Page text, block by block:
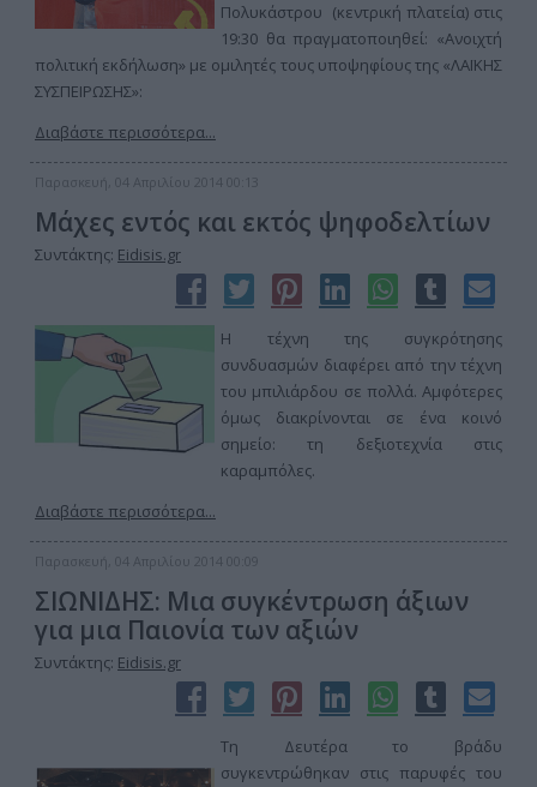
Πολυκάστρου (κεντρική πλατεία) στις
19:30 θα πραγματοποιηθεί: «Ανοιχτή
πολιτική εκδήλωση» με ομιλητές τους υποψηφίους της «ΛΑΪΚΗΣ
ΣΥΣΠΕΙΡΩΣΗΣ»:
Διαβάστε περισσότερα...
Παρασκευή, 04 Απριλίου 2014 00:13
Μάχες εντός και εκτός ψηφοδελτίων
Συντάκτης: Eidisis.gr
Η τέχνη της συγκρότησης
συνδυασμών διαφέρει από την τέχνη
του μπιλιάρδου σε πολλά. Αμφότερες
όμως διακρίνονται σε ένα κοινό
σημείο: τη δεξιοτεχνία στις
καραμπόλες.
Διαβάστε περισσότερα...
Παρασκευή, 04 Απριλίου 2014 00:09
ΣΙΩΝΙΔΗΣ: Μια συγκέντρωση άξιων
για μια Παιονία των αξιών
Συντάκτης: Eidisis.gr
Τη Δευτέρα το βράδυ
συγκεντρώθηκαν στις παρυφές του